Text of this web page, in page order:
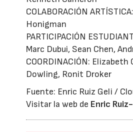
COLABORACIÓN
Honigman
PARTICIPACIÓN
Marc Dubui, Sean Chen,
COORDINACIÓN: Elizabeth
Dowling, Ronit Droker
Fuente: Enric Ruiz Geli /
Visitar la web de Enric